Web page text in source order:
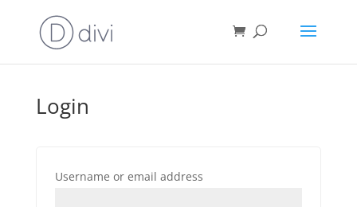
Login
Username or email address